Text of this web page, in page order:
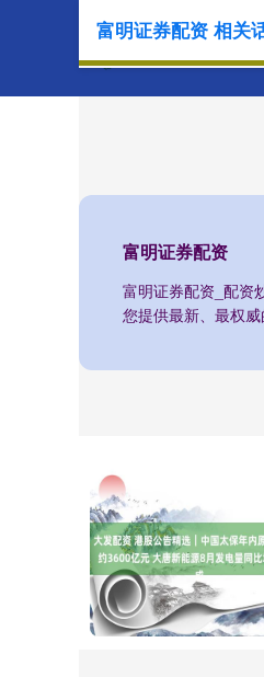
富明证券配资
富明证券配资_配资
您提供最新、最权威
富明证券配资 相关